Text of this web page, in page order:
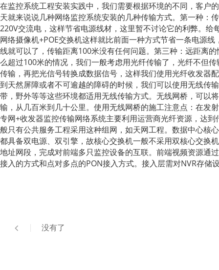
在监控系统工程安装实践中，我们需要根据环境的不同，客户
天就来说说几种网络监控系统安装的几种传输方式。 第一种：
220V交流电，这样节省电源线材，这里暂不讨论它的利弊。
网络摄像机+POE交换机这样就比前面一种方式节省一条电源
线就可以了，传输距离100米没有任何问题。 第三种：远距离
么超过100米的情况，我们一般考虑用光纤传输了，光纤不但
传输，再把光信号转换成数据信号，这样我们使用光纤收发器
到天然屏障或者不可逾越的障碍的时候，我们可以使用无线传
带，野外等等这些环境都适用无线传输方式。无线网桥，可以
输，从几百米到几十公里。使用无线网桥的施工注意点：在发
专网+收发器监控传输网络系统主要利用运营商光纤资源，达
般只有公共服务工程采用这种组网，如天网工程。 数据中心核
都具备双电源、双引擎，故核心交换机一般不采用双核心交换
地址网段，完成对前端多只监控设备的互联。前端视频资源通
接入的方式和点对多点的PON接入方式。接入层需对NVR存
没有了